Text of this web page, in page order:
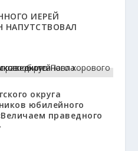
ИЕРЕЙ
НАПУТСТВОВАЛ
округа
юбилейного
праведного